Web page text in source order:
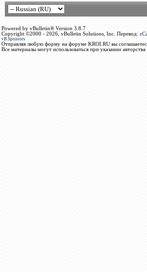
Powered by vBulletin® Version 3.8.7
Copyright ©2000 - 2026, vBulletin Solutions, Inc. Перевод:
vB.Sponsors
Отправляя любую форму на форуме KROI.RU вы
Все материалы могут использоваться при указании